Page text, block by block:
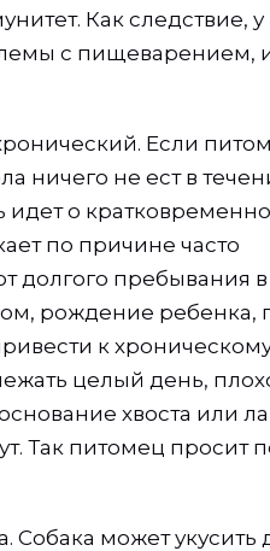
Как следствие, у
с пищеварением,
Если
ничего не ест в
идет о
по причине часто
долгого пребывания в
рождение ребенка,
к
целый день,
хвоста или
Так питомец просит
Собака может укусить